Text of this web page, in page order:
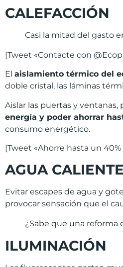
CALEFACCIÓN
Casi la mitad del gasto
[Tweet «Contacte con
El aislamiento térmico del
doble cristal, las láminas
Aislar las puertas y
energía y poder ahorrar
consumo energético.
[Tweet «Ahorre hasta un
AGUA CALIENTE
Evitar escapes de agua y
provocar sensación que el
¿Sabe que una reforma
ILUMINACIÓN